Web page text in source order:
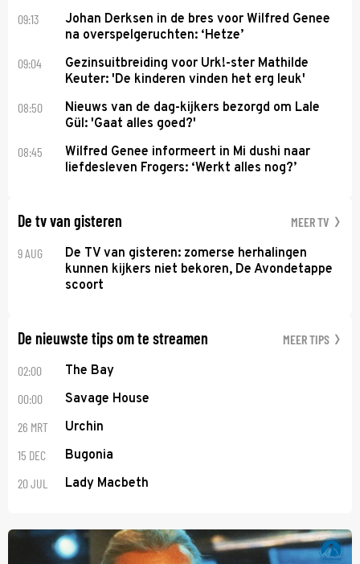
09:13
Johan Derksen in de bres voor Wilfred Genee
na overspelgeruchten: ‘Hetze’
09:04
Gezinsuitbreiding voor Urk!-ster Mathilde
Keuter: 'De kinderen vinden het erg leuk'
08:50
Nieuws van de dag-kijkers bezorgd om Lale
Gül: 'Gaat alles goed?'
08:45
Wilfred Genee informeert in Mi dushi naar
liefdesleven Frogers: ‘Werkt alles nog?’
De tv van gisteren MEER TV
9 AUG
De TV van gisteren: zomerse herhalingen
kunnen kijkers niet bekoren, De Avondetappe
scoort
De nieuwste tips om te streamen MEER TIPS
02:00 The Bay
00:00 Savage House
26 MRT Urchin
15 DEC Bugonia
20 JUL Lady Macbeth